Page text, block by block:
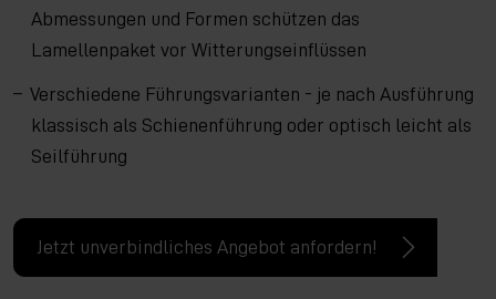
Abmessungen und Formen schützen das
Lamellenpaket vor Witterungseinflüssen
Verschiedene Führungsvarianten - je nach Ausführung
klassisch als Schienenführung oder optisch leicht als
Seilführung
Jetzt unverbindliches Angebot anfordern!